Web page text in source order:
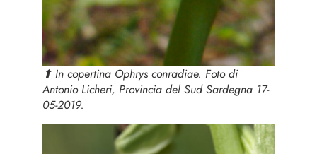
⬆︎ In copertina Ophrys conradiae. Foto di
Antonio Licheri, Provincia del Sud Sardegna 17-
05-2019.